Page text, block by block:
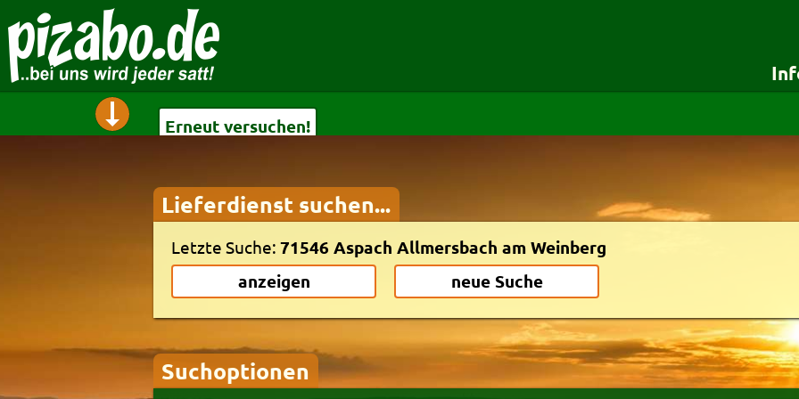
Startseite
Newsletter
Testshop
Zuverlässigkeit
Erneut versuchen!
Erneut versuchen!
Lieferdienst suchen...
Letzte Suche: 71546 Aspach Allmersbach am Weinberg
anzeigen
neue Suche
Suchoptionen